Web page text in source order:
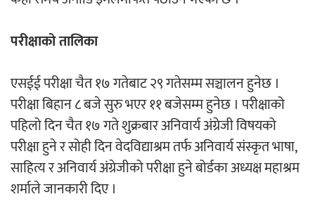
परीक्षाको तालिका
एसईई परीक्षा चैत १७ गतेबाट २९ गतेसम्म सञ्चालन हुनेछ ।
परीक्षा बिहान ८ बजे सुरु भएर ११ बजेसम्म हुनेछ । परीक्षाको
पहिलो दिन चैत १७ गते शुक्रबार अनिवार्य अंग्रेजी विषयको
परीक्षा हुने र सोही दिन वेदविद्याश्रम तर्फ अनिवार्य संस्कृत भाषा,
साहित्य र अनिवार्य अंग्रेजीको परीक्षा हुने बोर्डका अध्यक्ष महाश्रम
शर्माले जानकारी दिए ।